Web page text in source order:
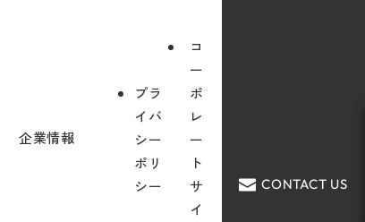
企業情報
プラ
イバ
シー
ポリ
シー
コ
ー
ポ
レ
ー
ト
サ
イ
CONTACT US